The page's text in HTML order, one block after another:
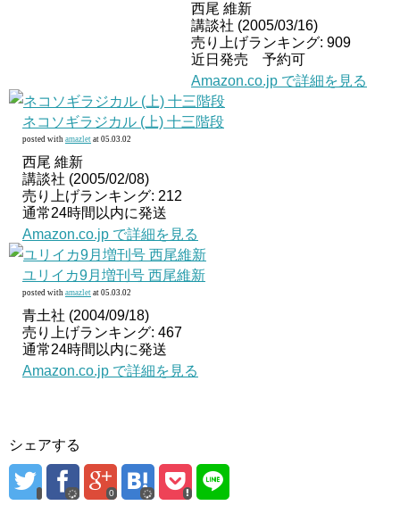
西尾 維新
講談社 (2005/03/16)
売り上げランキング: 909
近日発売 予約可
Amazon.co.jp で詳細を見る
ネコソギラジカル (上) 十三階段
posted with amazlet at 05.03.02
西尾 維新
講談社 (2005/02/08)
売り上げランキング: 212
通常24時間以内に発送
Amazon.co.jp で詳細を見る
ユリイカ9月増刊号 西尾維新
posted with amazlet at 05.03.02
青土社 (2004/09/18)
売り上げランキング: 467
通常24時間以内に発送
Amazon.co.jp で詳細を見る
シェアする
0